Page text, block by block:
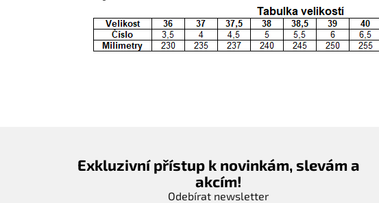
Exkluzivní přístup k novinkám, slevám a
akcím!
Odebírat newsletter